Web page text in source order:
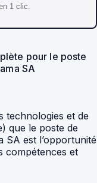
1 clic.
pour le poste
SA
technologies et de
que le poste de
SA est l’opportunité
compétences et